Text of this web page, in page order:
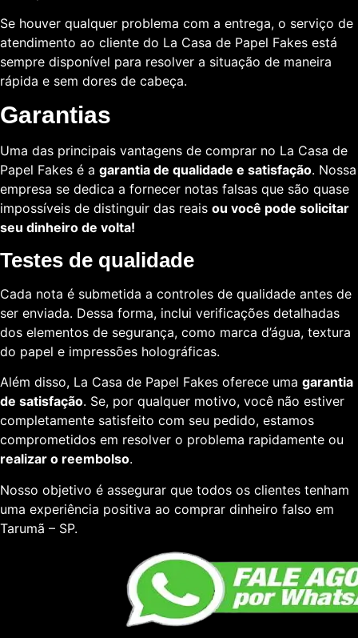
Se houver qualquer problema com a entrega, o serviço de
atendimento ao cliente do La Casa de Papel Fakes está
sempre disponível para resolver a situação de maneira
rápida e sem dores de cabeça.
Garantias
Uma das principais vantagens de comprar no La Casa de
Papel Fakes é a garantia de qualidade e satisfação. Nossa
empresa se dedica a fornecer notas falsas que são quase
impossíveis de distinguir das reais ou você pode solicitar
seu dinheiro de volta!
Testes de qualidade
Cada nota é submetida a controles de qualidade antes de
ser enviada. Dessa forma, inclui verificações detalhadas
dos elementos de segurança, como marca d’água, textura
do papel e impressões holográficas.
Além disso, La Casa de Papel Fakes oferece uma garantia
de satisfação. Se, por qualquer motivo, você não estiver
completamente satisfeito com seu pedido, estamos
comprometidos em resolver o problema rapidamente ou
realizar o reembolso.
Nosso objetivo é assegurar que todos os clientes tenham
uma experiência positiva ao comprar dinheiro falso em
Tarumã – SP.